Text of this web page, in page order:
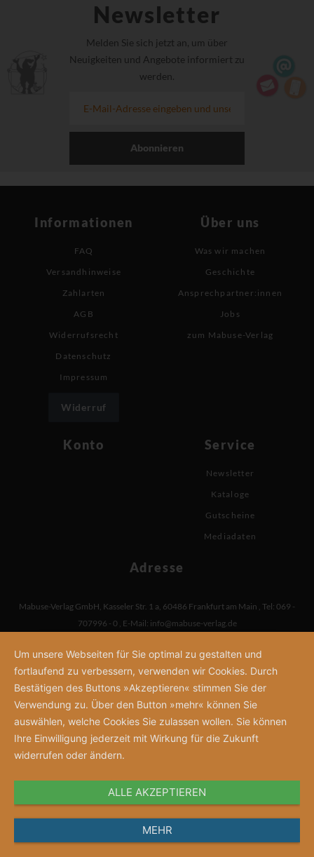
Newsletter
Melden Sie sich jetzt an, um über
Neuigkeiten und Angebote informiert zu
werden.
Abonnieren
Informationen
FAQ
Versandhinweise
Zahlarten
AGB
Widerrufsrecht
Datenschutz
Impressum
Widerruf
Über uns
Was wir machen
Geschichte
Ansprechpartner:innen
Jobs
zum Mabuse-Verlag
Konto Service
Newsletter
Kataloge
Gutscheine
Mediadaten
Adresse
Mabuse-Verlag GmbH, Kasseler Str. 1 a, 60486 Frankfurt am Main , Tel: 069 -
707996 - 0 , E-Mail: info@mabuse-verlag.de
Um unsere Webseiten für Sie optimal zu gestalten und
fortlaufend zu verbessern, verwenden wir Cookies. Durch
Bestätigen des Buttons »Akzeptieren« stimmen Sie der
Verwendung zu. Über den Button »mehr« können Sie
auswählen, welche Cookies Sie zulassen wollen. Sie können
Ihre Einwilligung jederzeit mit Wirkung für die Zukunft
widerrufen oder ändern.
ALLE AKZEPTIEREN
MEHR